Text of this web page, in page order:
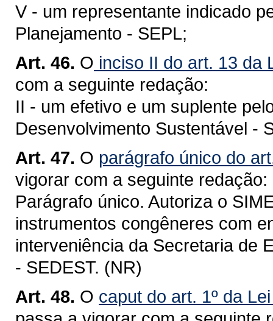
V - um representante indicado
Planejamento - SEPL;
Art. 46. O inciso II do art. 13 da
com a seguinte redação:
II - um efetivo e um suplente
Desenvolvimento Sustentável -
Art. 47. O parágrafo único do
vigorar com a seguinte redação:
Parágrafo único. Autoriza o
instrumentos congêneres com
interveniência da Secretaria de
- SEDEST. (NR)
Art. 48. O caput do art. 1º da